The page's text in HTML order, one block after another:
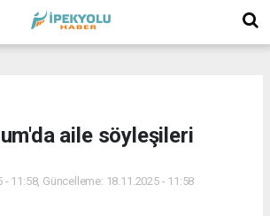
aile söyleşileri
- 11:58, Güncelleme: 18.11.2025 - 11:58